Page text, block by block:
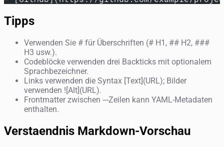
Tipps
Verwenden Sie # für Überschriften (# H1, ## H2, ###
H3 usw.).
Codeblöcke verwenden drei Backticks mit optionalem
Sprachbezeichner.
Links verwenden die Syntax [Text](URL); Bilder
verwenden ![Alt](URL).
Frontmatter zwischen ---Zeilen kann YAML-Metadaten
enthalten.
Verstaendnis Markdown-Vorschau